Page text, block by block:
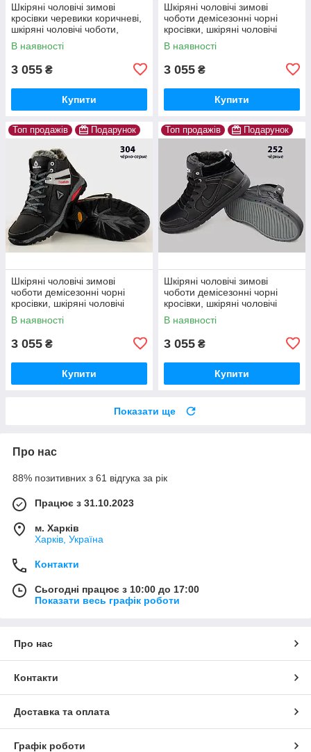
Шкіряні чоловічі зимові
кросівки черевики коричневі,
шкіряні чоловічі чоботи,
спортивні черевики
В наявності
3 055 ₴
Купити
Шкіряні чоловічі зимові
чоботи демісезонні чорні
кросівки, шкіряні чоловічі
чоботи, спортивні черевики
В наявності
3 055 ₴
Купити
Топ продажів Подарунок
Шкіряні чоловічі зимові
чоботи демісезонні чорні
кросівки, шкіряні чоловічі
чоботи, спортивні черевики
В наявності
3 055 ₴
Купити
Топ продажів Подарунок
Шкіряні чоловічі зимові
чоботи демісезонні чорні
кросівки, шкіряні чоловічі
чоботи, спортивні черевики
В наявності
3 055 ₴
Купити
Показати ще
Про нас
88% позитивних з 61 відгука за рік
Працює з 31.10.2023
м. Харків
Харків, Україна
Контакти
Сьогодні працює з 10:00 до 17:00
Показати весь графік роботи
Про нас
Контакти
Доставка та оплата
Графік роботи